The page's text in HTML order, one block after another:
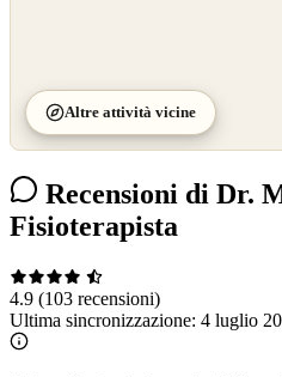
Altre attività vicine
Recensioni di Dr.
Fisioterapista
4.9 (103 recensioni)
Ultima sincronizzazione: 4 luglio